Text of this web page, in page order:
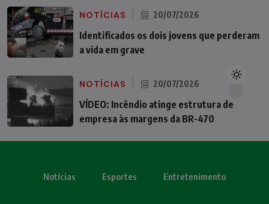
NOTÍCIAS 20/07/2026
Identificados os dois jovens que perderam
a vida em grave
NOTÍCIAS 20/07/2026
VÍDEO: Incêndio atinge estrutura de
empresa às margens da BR-470
Notícias Esportes Entretenimento